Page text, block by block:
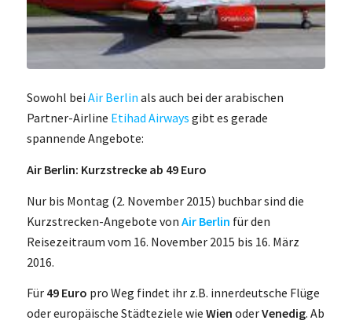
Sowohl bei Air Berlin als auch bei der arabischen
Partner-Airline Etihad Airways gibt es gerade
spannende Angebote:
Air Berlin: Kurzstrecke ab 49 Euro
Nur bis Montag (2. November 2015) buchbar sind die
Kurzstrecken-Angebote von Air Berlin für den
Reisezeitraum vom 16. November 2015 bis 16. März
2016.
Für 49 Euro pro Weg findet ihr z.B. innerdeutsche Flüge
oder europäische Städteziele wie Wien oderVenedig. Ab